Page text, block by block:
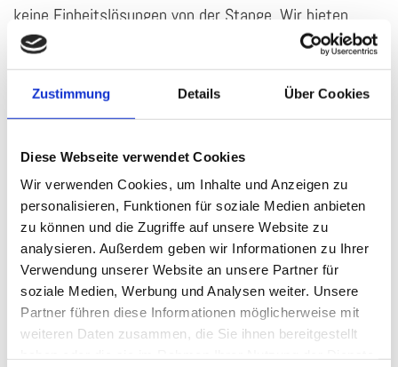
Zustimmung Details Über Cookies
Diese Webseite verwendet Cookies
Wir verwenden Cookies, um Inhalte und Anzeigen zu
personalisieren, Funktionen für soziale Medien anbieten
zu können und die Zugriffe auf unsere Website zu
analysieren. Außerdem geben wir Informationen zu Ihrer
Verwendung unserer Website an unsere Partner für
soziale Medien, Werbung und Analysen weiter. Unsere
Partner führen diese Informationen möglicherweise mit
weiteren Daten zusammen, die Sie ihnen bereitgestellt
keine Einheitslösungen von der Stange. Wir bieten
Ihnen einen Carport, der ganz Ihren Bedürfnissen
entspricht. Sie wünschen eine bestimmte Bauform
oder spezielle Eindeckung der Überdachung? Kein
Vom Carport als Anbau an einer Fertiggarage über
einen Bodendachcarport bis hin zum Flachdachcarport:
Wir verstehen unser Handwerk.
Fünf gute Gründe für einen Carport von der
Zimmerei Hans Heigl
In der Planungsphase, wenn das Grundstück mit einem